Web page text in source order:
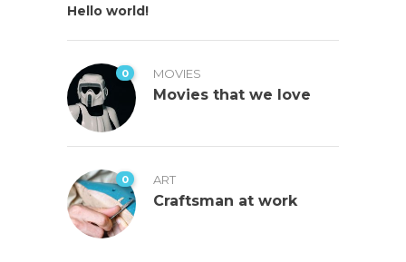
Hello world!
0 MOVIES
Movies that we love
0 ART
Craftsman at work